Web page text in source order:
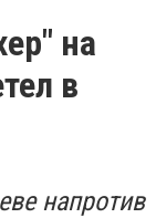
на
в
напротив